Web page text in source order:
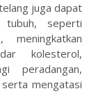
juga dapat
tubuh, seperti
kolesterol,
peradangan,
mengatasi